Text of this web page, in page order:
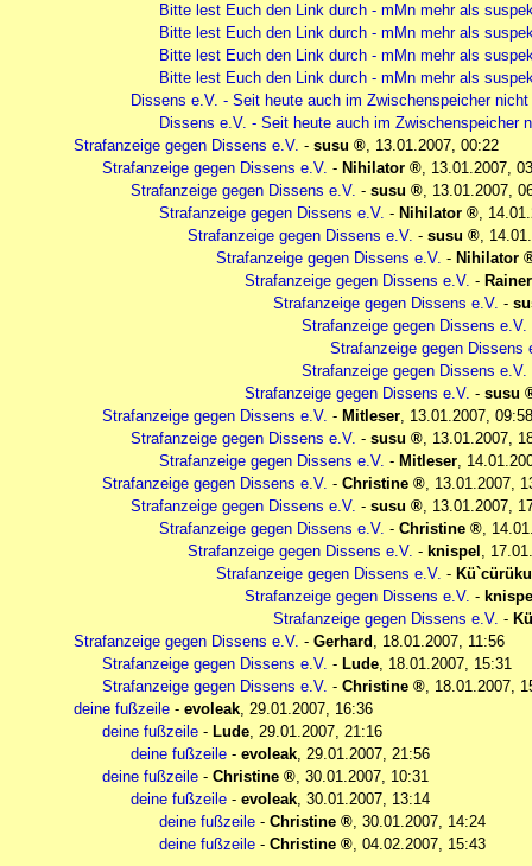
Bitte lest Euch den Link durch - mMn mehr als
Bitte lest Euch den Link durch - mMn mehr als
Bitte lest Euch den Link durch - mMn mehr als
Bitte lest Euch den Link durch - mMn mehr als
Dissens e.V. - Seit heute auch im Zwischenspeicher nicht
Dissens e.V. - Seit heute auch im Zwischenspeicher
Strafanzeige gegen Dissens e.V. - susu , 13.01.2007, 00:22
Strafanzeige gegen Dissens e.V. - Nihilator , 13.01.2007,
Strafanzeige gegen Dissens e.V. - susu , 13.01.2007,
Strafanzeige gegen Dissens e.V. - Nihilator ,
Strafanzeige gegen Dissens e.V. - susu ,
Strafanzeige gegen Dissens e.V. - Nihilator
Strafanzeige gegen Dissens e.V. - Rainer
Strafanzeige gegen Dissens e.V. -
Strafanzeige gegen Dissens e.V.
Strafanzeige gegen Dissens
Strafanzeige gegen Dissens e.V.
Strafanzeige gegen Dissens e.V. - susu
Strafanzeige gegen Dissens e.V. - Mitleser, 13.01.2007, 09:58
Strafanzeige gegen Dissens e.V. - susu , 13.01.2007,
Strafanzeige gegen Dissens e.V. - Mitleser,
Strafanzeige gegen Dissens e.V. - Christine , 13.01.2007,
Strafanzeige gegen Dissens e.V. - susu , 13.01.2007,
Strafanzeige gegen Dissens e.V. - Christine ,
Strafanzeige gegen Dissens e.V. - knispel ,
Strafanzeige gegen Dissens e.V. -
Strafanzeige gegen Dissens e.V. -
Strafanzeige gegen Dissens e.V. -
Strafanzeige gegen Dissens e.V. - Gerhard , 18.01.2007, 11:56
Strafanzeige gegen Dissens e.V. - Lude, 18.01.2007, 15:31
Strafanzeige gegen Dissens e.V. - Christine , 18.01.2007,
deine fußzeile - evoleak, 29.01.2007, 16:36
deine fußzeile - Lude, 29.01.2007, 21:16
deine fußzeile - evoleak, 29.01.2007, 21:56
deine fußzeile - Christine , 30.01.2007, 10:31
deine fußzeile - evoleak, 30.01.2007, 13:14
deine fußzeile - Christine , 30.01.2007, 14:24
deine fußzeile - Christine , 04.02.2007, 15:43